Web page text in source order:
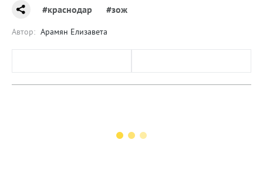
#краснодар #зож
Автор: Арамян Елизавета